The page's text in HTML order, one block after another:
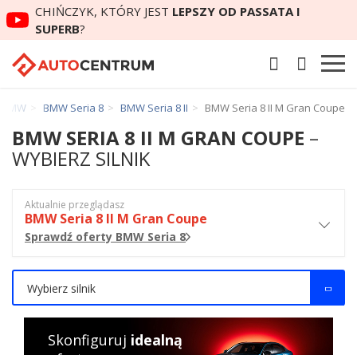
CHIŃCZYK, KTÓRY JEST LEPSZY OD PASSATA I
SUPERB?
BMW BMW Seria 8 BMW Seria 8 II BMW Seria 8 II M Gran Coupe
BMW SERIA 8 II M GRAN COUPE –
WYBIERZ SILNIK
Aktualnie przeglądasz
BMW Seria 8 II M Gran Coupe
Sprawdź oferty BMW Seria 8
Wybierz silnik
Skonfiguruj idealną